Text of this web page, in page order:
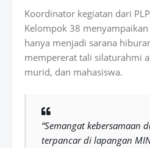
Koordinator kegiatan dari
Kelompok 38
hanya menjadi sarana
mempererat tali silaturahmi
murid, dan mahasiswa.
“Semangat kebersamaan
terpancar di lapangan